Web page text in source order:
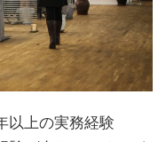
以上の実務経験